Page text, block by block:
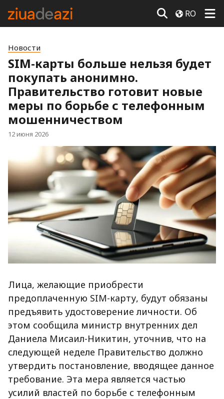
RO
Новости
SIM-карты больше нельзя будет
покупать анонимно.
Правительство готовит новые
меры по борьбе с телефонным
мошенничеством
12 июня 2026
Лица, желающие приобрести
предоплаченную SIM-карту, будут обязаны
предъявить удостоверение личности. Об
этом сообщила министр внутренних дел
Даниела Мисаил-Никитин, уточнив, что на
следующей неделе Правительство должно
утвердить постановление, вводящее данное
требование. Эта мера является частью
усилий властей по борьбе с телефонным